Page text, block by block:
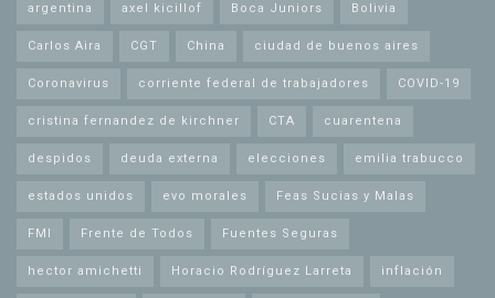
argentina axel kicillof Boca Juniors Bolivia
Carlos Aira CGT China ciudad de buenos aires
Coronavirus corriente federal de trabajadores COVID-19
cristina fernandez de kirchner CTA cuarentena
despidos deuda externa elecciones emilia trabucco
estados unidos evo morales Feas Sucias y Malas
FMI Frente de Todos Fuentes Seguras
hector amichetti Horacio Rodríguez Larreta inflación